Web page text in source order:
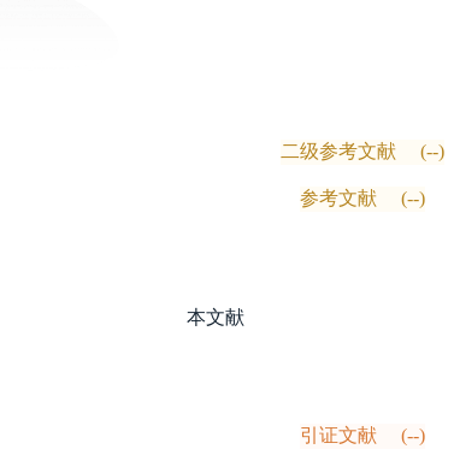
二级参考文献 (--)
参考文献 (--)
本文献
引证文献 (--)